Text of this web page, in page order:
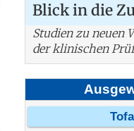
Blick in die
Studien zu neuen
der klinischen